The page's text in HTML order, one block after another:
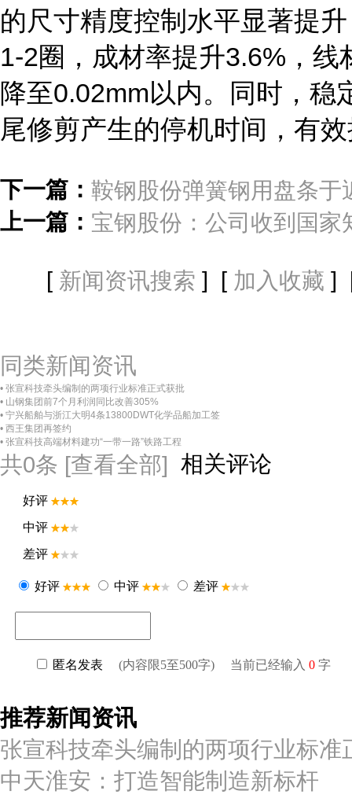
的尺寸精度控制水平显著提
1-2圈，成材率提升3.6%，
降至0.02mm以内。同时，稳
尾修剪产生的停机时间，有
下一篇： 鞍钢股份弹簧钢用盘条于
上一篇： 宝钢股份：公司收到国
[ 新闻资讯搜索 ] [ 加入收藏 ]
同类新闻资讯
• 张宣科技牵头编制的两项行业标准正式获批
• 山钢集团前7个月利润同比改善305%
• 宁兴船舶与浙江大明4条13800DWT化学品船加工签
• 西王集团再签约
• 张宣科技高端材料建功“一带一路”铁路工程
共0条 [查看全部] 相关评论
推荐新闻资讯
张宣科技牵头编制的两项行业标准
中天淮安：打造智能制造新标杆